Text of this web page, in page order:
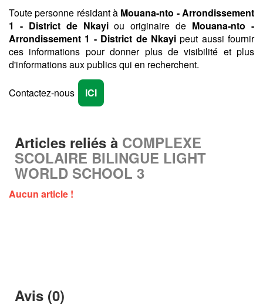
Toute personne résidant à Mouana-nto - Arrondissement
1 - District de Nkayiou originaire de Mouana-nto -
Arrondissement 1 - District de Nkayipeut aussi fournir
ces informations pour donner plus de visibilité et plus
d'informations aux publics qui en recherchent.
Contactez-nous ICI
Articles reliés à COMPLEXE
SCOLAIRE BILINGUE LIGHT
WORLD SCHOOL 3
Aucun article !
Avis (0)